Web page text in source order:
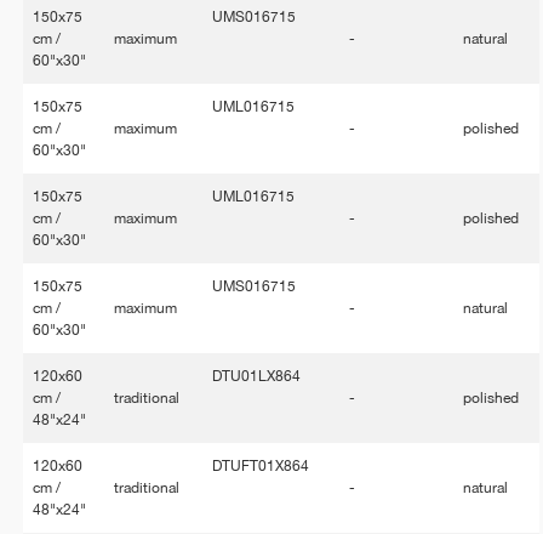
150x75
cm /
60"x30"
maximum
UMS016715
-
natural
150x75
cm /
60"x30"
maximum
UML016715
-
polished
150x75
cm /
60"x30"
maximum
UML016715
-
polished
150x75
cm /
60"x30"
maximum
UMS016715
-
natural
120x60
cm /
48"x24"
traditional
DTU01LX864
-
polished
120x60
cm /
48"x24"
traditional
DTUFT01X864
-
natural